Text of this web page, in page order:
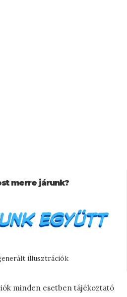
merre járunk?
illusztrációk
minden esetben tájékoztató